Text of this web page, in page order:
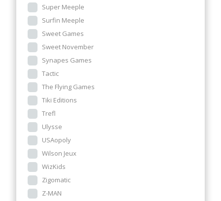
Super Meeple
Surfin Meeple
Sweet Games
Sweet November
Synapes Games
Tactic
The Flying Games
Tiki Editions
Trefl
Ulysse
USAopoly
Wilson Jeux
WizKids
Zigomatic
Z-MAN